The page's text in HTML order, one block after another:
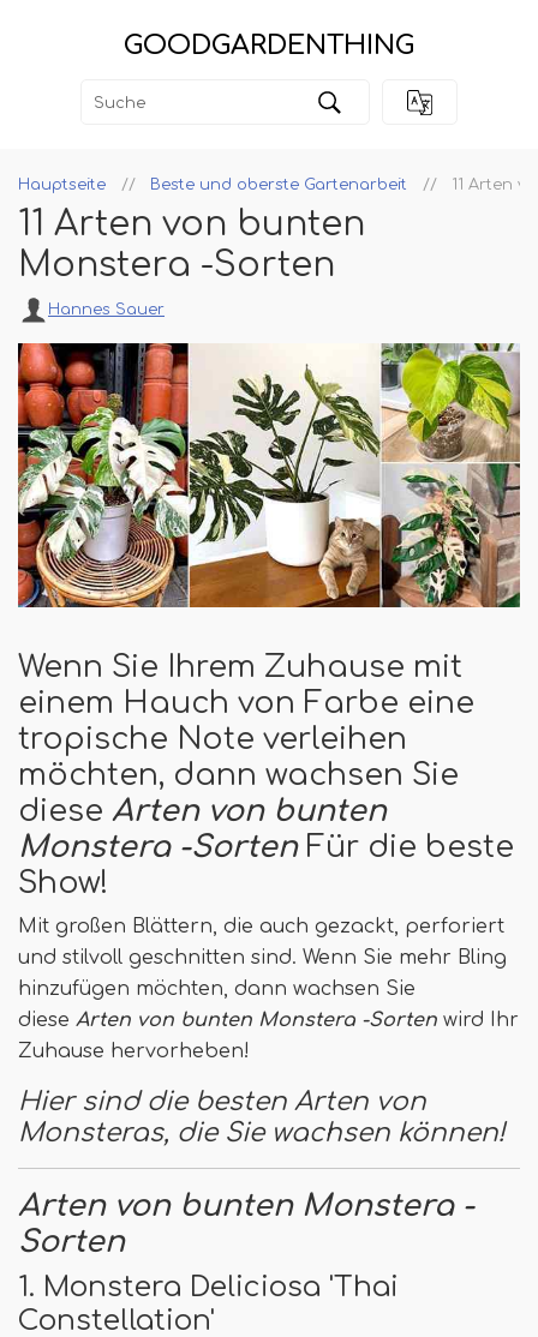
GOODGARDENTHING
Hauptseite Beste und oberste Gartenarbeit 11 Arten
11 Arten von bunten
Monstera -Sorten
Hannes Sauer
Wenn Sie Ihrem Zuhause mit
einem Hauch von Farbe eine
tropische Note verleihen
möchten, dann wachsen Sie
diese Arten von bunten
Monstera -SortenFür die beste
Show!
Mit großen Blättern, die auch gezackt, perforiert
und stilvoll geschnitten sind. Wenn Sie mehr Bling
hinzufügen möchten, dann wachsen Sie
diese Arten von bunten Monstera -Sorten wird Ihr
Zuhause hervorheben!
Hier sind die besten Arten von
Monsteras, die Sie wachsen können!
Arten von bunten Monstera -
Sorten
1. Monstera Deliciosa 'Thai
Constellation'